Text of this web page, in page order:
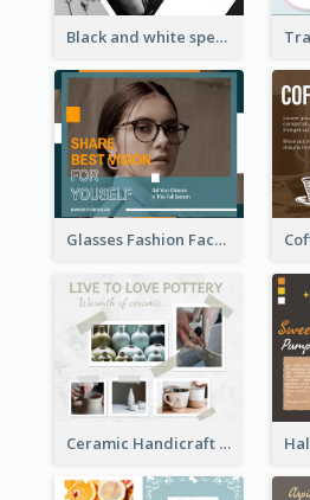
Black and white special offer Facebook Post
Glasses Fashion Facebook Post
Ceramic Handicraft Workshop Facebook Post